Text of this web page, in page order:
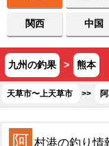
関西 中国
九州の釣果 > 熊本
天草市〜上天草市 >>
阿 村港の釣り情